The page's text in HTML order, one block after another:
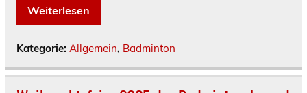
Weiterlesen
Kategorie: Allgemein, Badminton